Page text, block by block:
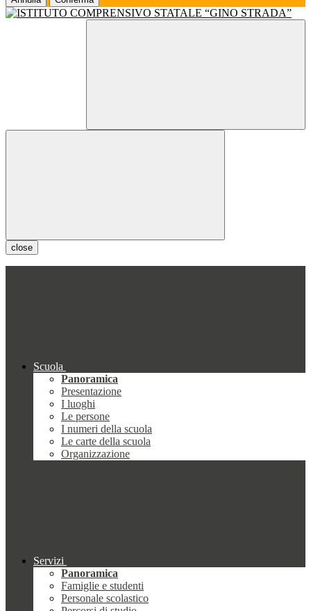
close
Scuola
Panoramica
Presentazione
I luoghi
Le persone
I numeri della scuola
Le carte della scuola
Organizzazione
Servizi
Panoramica
Famiglie e studenti
Personale scolastico